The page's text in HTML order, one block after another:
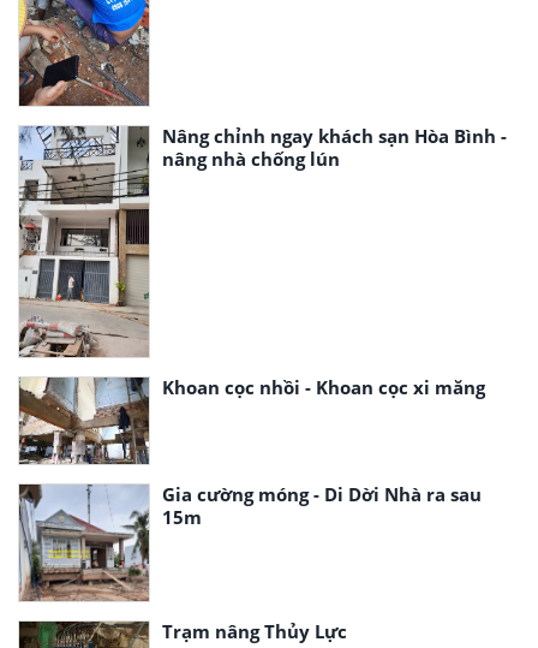
Nâng chỉnh ngay khách sạn Hòa Bình -
nâng nhà chống lún
Khoan cọc nhồi - Khoan cọc xi măng
Gia cường móng - Di Dời Nhà ra sau
15m
Trạm nâng Thủy Lực